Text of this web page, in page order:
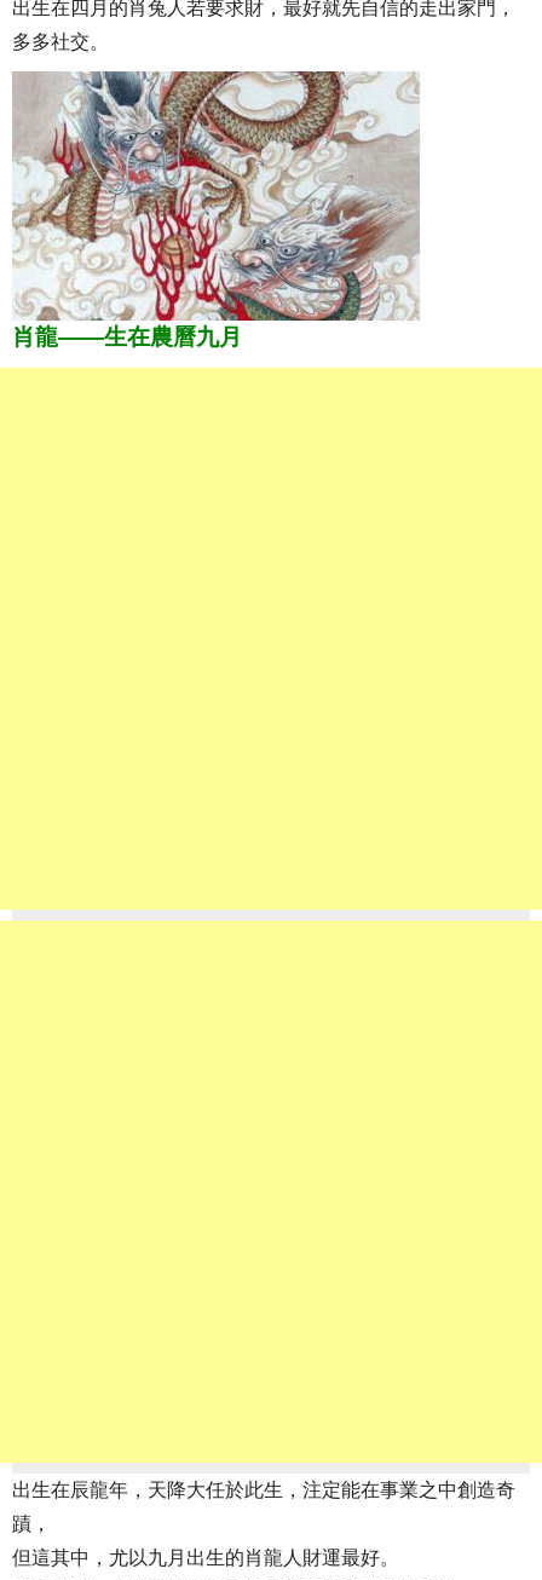
出生在四月的肖兔人若要求財，最好就先自信的走出家門，
多多社交。
肖龍——生在農曆九月
出生在辰龍年，天降大任於此生，注定能在事業之中創造奇
蹟，
但這其中，尤以九月出生的肖龍人財運最好。